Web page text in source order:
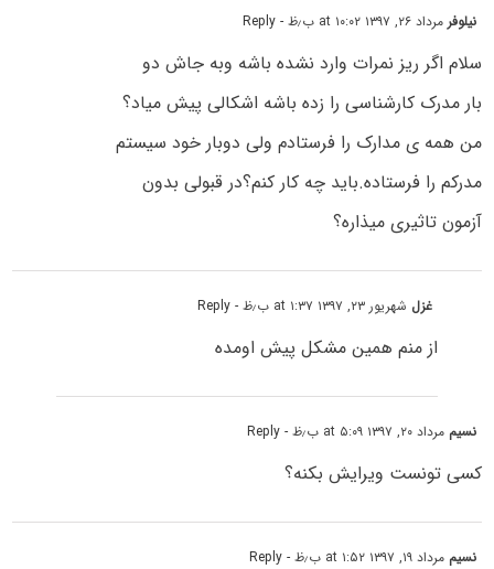
نیلوفر مرداد ۲۶, ۱۳۹۷ at ۱۰:۰۲ ب٫ظ - Reply
سلام اگر ریز نمرات وارد نشده باشه وبه جاش دو
بار مدرک کارشناسی را زده باشه اشکالی پیش میاد؟
من همه ی مدارک را فرستادم ولی دوبار خود سیستم
مدرکم را فرستاده.باید چه کار کنم؟در قبولی بدون
آزمون تاثیری میذاره؟
غزل شهریور ۲۳, ۱۳۹۷ at ۱:۳۷ ب٫ظ - Reply
از منم همین مشکل پیش اومده
نسیم مرداد ۲۰, ۱۳۹۷ at ۵:۰۹ ب٫ظ - Reply
کسی تونست ویرایش بکنه؟
نسیم مرداد ۱۹, ۱۳۹۷ at ۱:۵۲ ب٫ظ - Reply